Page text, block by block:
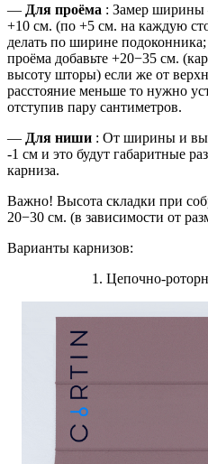
— Для проёма : Замер ширины
+10 см. (по +5 см. на каждую
делать по ширине
проёма добавьте +20−35 см.
высоту шторы) если же от
расстояние меньше то нужно
отступив пару сантиметров.
— Для ниши : От ширины и
-1 см и это будут габаритные
карниза.
Важно! Высота складки при
20−30 см. (в зависимости от
Варианты карнизов:
1. Цепочно-